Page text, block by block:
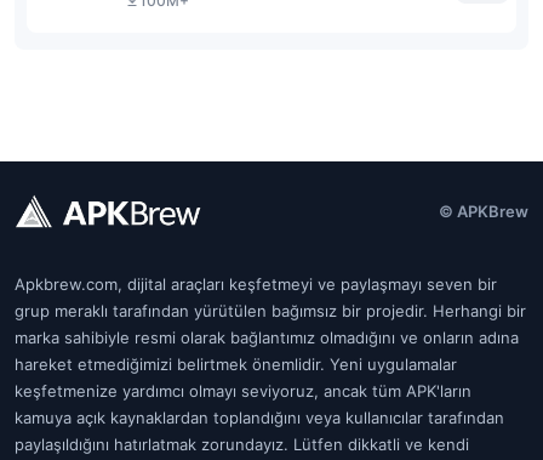
© APKBrew
Apkbrew.com, dijital araçları keşfetmeyi ve paylaşmayı seven bir
grup meraklı tarafından yürütülen bağımsız bir projedir. Herhangi bir
marka sahibiyle resmi olarak bağlantımız olmadığını ve onların adına
hareket etmediğimizi belirtmek önemlidir. Yeni uygulamalar
keşfetmenize yardımcı olmayı seviyoruz, ancak tüm APK'ların
kamuya açık kaynaklardan toplandığını veya kullanıcılar tarafından
paylaşıldığını hatırlatmak zorundayız. Lütfen dikkatli ve kendi